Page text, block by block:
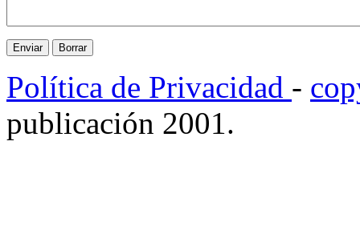
Política de Privacidad -
publicación 2001.